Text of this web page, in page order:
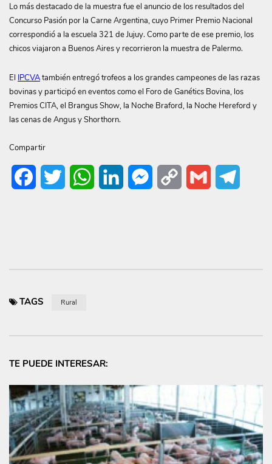
Lo más destacado de la muestra fue el anuncio de los resultados del
Concurso Pasión por la Carne Argentina, cuyo Primer Premio Nacional
correspondió a la escuela 321 de Jujuy. Como parte de ese premio, los
chicos viajaron a Buenos Aires y recorrieron la muestra de Palermo.
El IPCVAtambién entregó trofeos a los grandes campeones de las razas
bovinas y participó en eventos como el Foro de Ganétics Bovina, los
Premios CITA, el Brangus Show, la Noche Braford, la Noche Hereford y
las cenas de Angus y Shorthorn.
Compartir
FacebookTwitter WhatsAppLinkedIn Messenger
Copy
Gmail
TAGS Rural
TE PUEDE INTERESAR: